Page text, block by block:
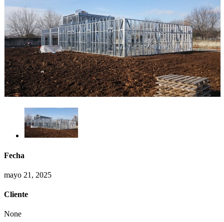
Fecha
mayo 21, 2025
Cliente
None